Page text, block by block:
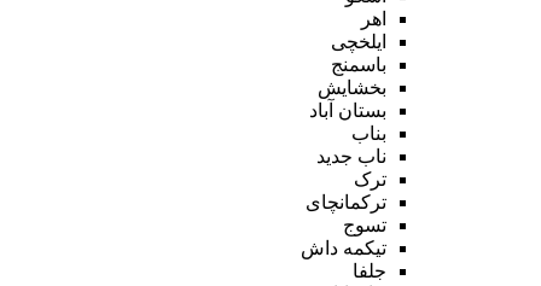
اهر
ایلخچی
باسمنج
بخشایش
بستان آباد
بناب
ناب جدید
ترک
ترکمانچای
تسوج
تیکمه داش
جلفا